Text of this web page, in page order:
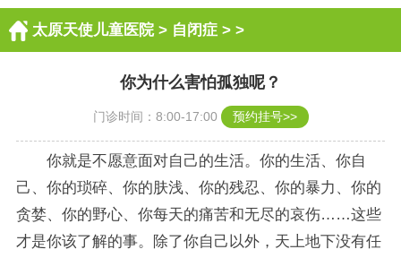
太原天使儿童医院> 自闭症> >
你为什么害怕孤独呢？
门诊时间：8:00-17:00 预约挂号>>
你就是不愿意面对自己的生活。你的生活、你自
己、你的琐碎、你的肤浅、你的残忍、你的暴力、你的
贪婪、你的野心、你每天的痛苦和无尽的哀伤……这些
才是你该了解的事。除了你自己以外，天上地下没有任